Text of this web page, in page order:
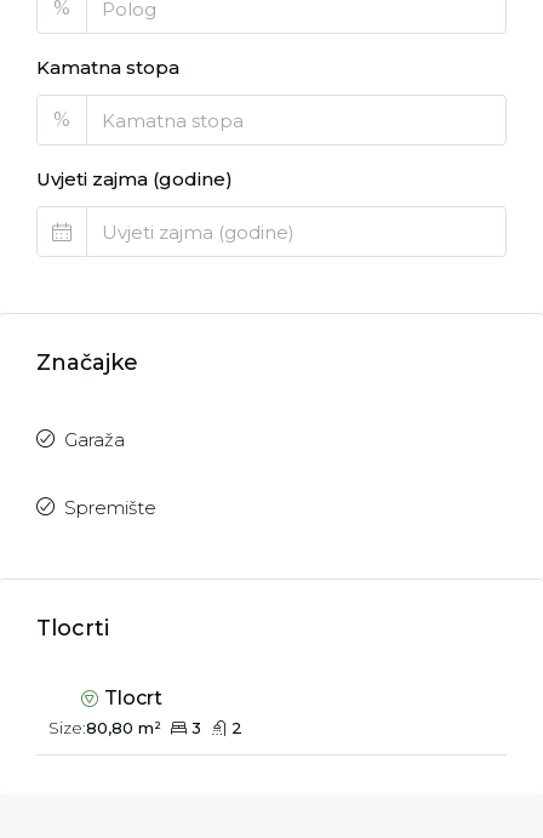
%
Kamatna stopa
%
Uvjeti zajma (godine)
Značajke
Garaža
Spremište
Tlocrti
Tlocrt
Size:80,80 m² 3 2